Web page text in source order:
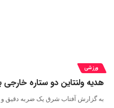
ورزشی
هدیه ولنتاین دو ستاره
به گزارش آفتاب شرق یک ضربه دقیق